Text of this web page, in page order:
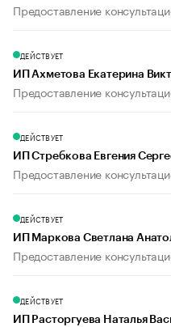
Предоставление
ДЕЙСТВУЕТ
ИП Ахметова Екатерина
Предоставление
ДЕЙСТВУЕТ
ИП Стребкова Евгения
Предоставление
ДЕЙСТВУЕТ
ИП Маркова Светлана
Предоставление
ДЕЙСТВУЕТ
ИП Расторгуева Наталья